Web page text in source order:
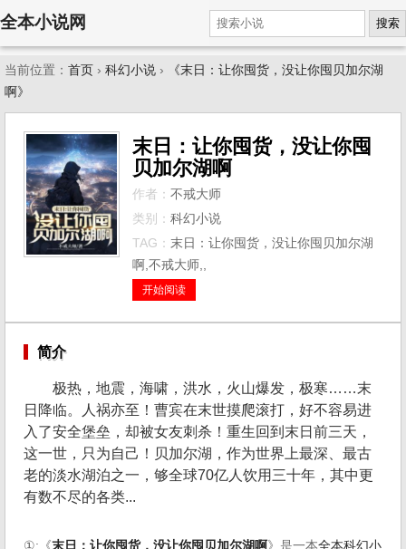
全本小说网 搜索
当前位置： 首页 › 科幻小说 ›
《末日：让你囤货，没让你囤贝加尔湖
啊》
末日：让你囤货，没让你囤
贝加尔湖啊
作者： 不戒大师
类别： 科幻小说
TAG： 末日：让你囤货，没让你囤贝加尔湖
啊,不戒大师,,
开始阅读
简介
极热，地震，海啸，洪水，火山爆发，极寒……末
日降临。人祸亦至！曹宾在末世摸爬滚打，好不容易进
入了安全堡垒，却被女友刺杀！重生回到末日前三天，
这一世，只为自己！贝加尔湖，作为世界上最深、最古
老的淡水湖泊之一，够全球70亿人饮用三十年，其中更
有数不尽的各类...
①:《末日：让你囤货，没让你囤贝加尔湖啊》是一本全本科幻小